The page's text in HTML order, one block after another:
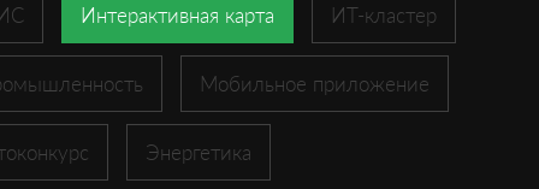
Интерактивная карта ИТ-кластер
Мобильное приложение
Энергетика